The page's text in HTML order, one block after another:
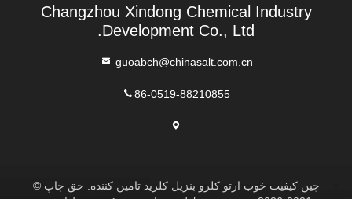
Changzhou Xindong Chemical Industry
Development Co., Ltd.
guoabch@chinasalt.com.cn
86-0519-88210855
چین کیفیت خوب ارتو کلرو بنزیل کلرید تامین کننده. حق چاپ ©